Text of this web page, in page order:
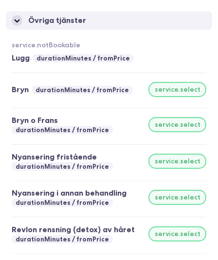
Övriga tjänster
Lugg durationMinutes fromPrice
service.notBookable
Bryn durationMinutes fromPrice service.select
Bryn o Frans
durationMinutes fromPrice
service.select
Nyansering fristående
durationMinutes fromPrice
service.select
Nyansering i annan behandling
durationMinutes fromPrice
service.select
Revlon rensning (detox) av håret
durationMinutes fromPrice
service.select